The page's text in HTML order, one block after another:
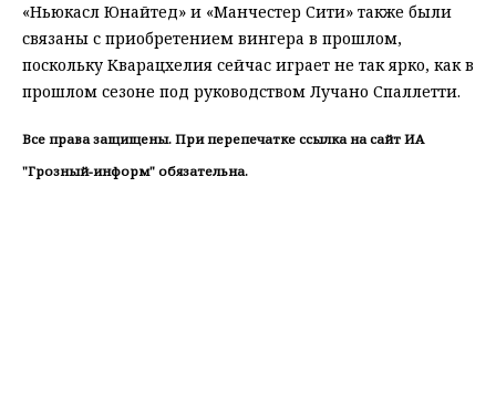
«Ньюкасл Юнайтед» и «Манчестер Сити» также были
связаны с приобретением вингера в прошлом,
поскольку Кварацхелия сейчас играет не так ярко, как в
прошлом сезоне под руководством Лучано Спаллетти.
Все права защищены. При перепечатке ссылка на сайт ИА
"Грозный-информ" обязательна.